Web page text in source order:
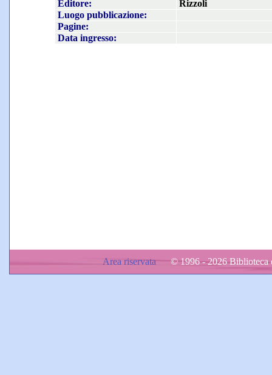
Editore:
Rizzoli
Luogo pubblicazione:
Pagine:
Data ingresso:
Area riservata© 1996 - 2026 Biblioteca